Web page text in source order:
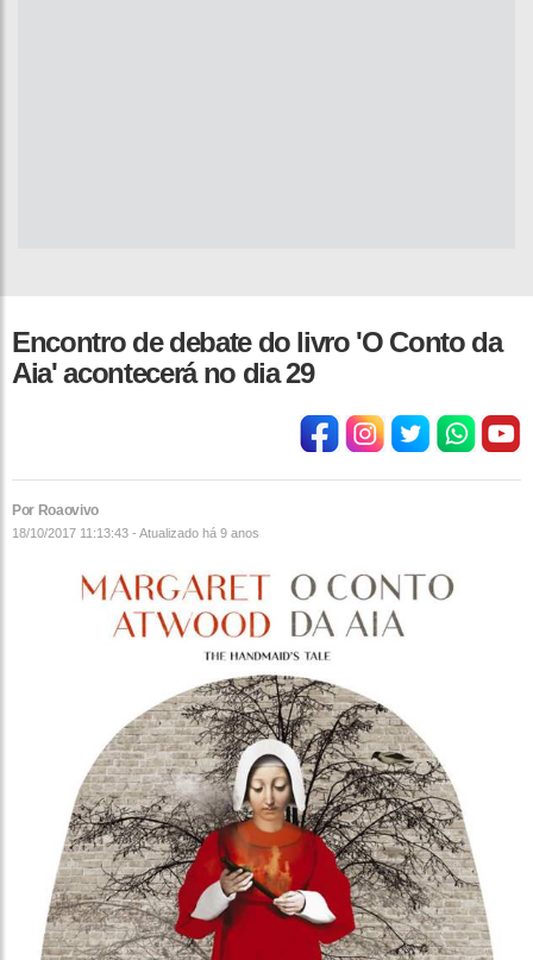
Encontro de debate do livro 'O Conto da
Aia' acontecerá no dia 29
Por Roaovivo
18/10/2017 11:13:43 - Atualizado há 9 anos